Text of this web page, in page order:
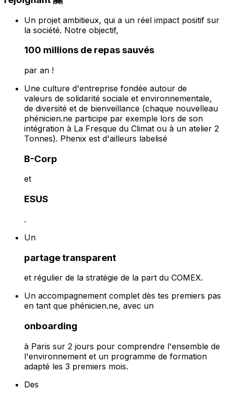
Un projet ambitieux, qui a un réel impact positif sur
la société. Notre objectif,
100 millions de repas sauvés
par an !
Une culture d'entreprise fondée autour de
valeurs de solidarité sociale et environnementale,
de diversité et de bienveillance (chaque nouvelleau
phénicien.ne participe par exemple lors de son
intégration à La Fresque du Climat ou à un atelier 2
Tonnes). Phenix est d'ailleurs labelisé
B-Corp
et
ESUS
.
Un
partage transparent
et régulier de la stratégie de la part du COMEX.
Un accompagnement complet dès tes premiers pas
en tant que phénicien.ne, avec un
onboarding
à Paris sur 2 jours pour comprendre l'ensemble de
l'environnement et un programme de formation
adapté les 3 premiers mois.
Des